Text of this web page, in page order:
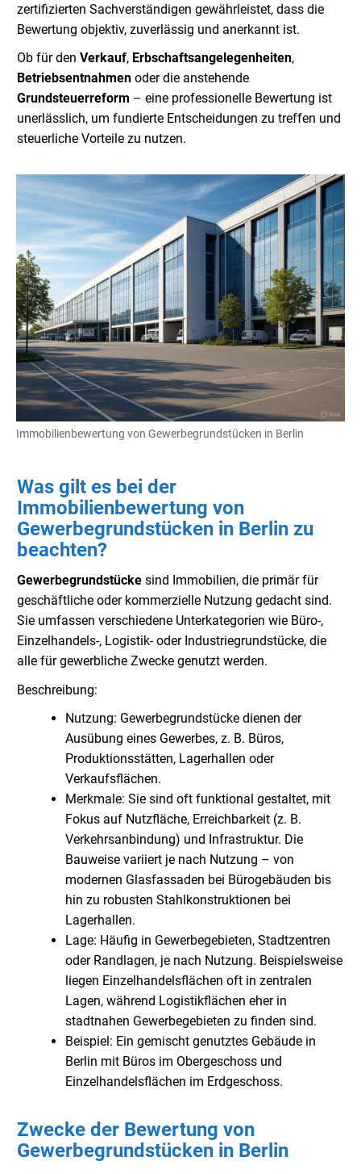
zertifizierten Sachverständigen gewährleistet, dass die
Bewertung objektiv, zuverlässig und anerkannt ist.
Ob für den Verkauf, Erbschaftsangelegenheiten,
Betriebsentnahmen oder die anstehende
Grundsteuerreform – eine professionelle Bewertung ist
unerlässlich, um fundierte Entscheidungen zu treffen und
steuerliche Vorteile zu nutzen.
Immobilienbewertung von Gewerbegrundstücken in Berlin
Was gilt es bei der
Immobilienbewertung von
Gewerbegrundstücken in Berlin zu
beachten?
Gewerbegrundstücke sind Immobilien, die primär für
geschäftliche oder kommerzielle Nutzung gedacht sind.
Sie umfassen verschiedene Unterkategorien wie Büro-,
Einzelhandels-, Logistik- oder Industriegrundstücke, die
alle für gewerbliche Zwecke genutzt werden.
Beschreibung:
Nutzung: Gewerbegrundstücke dienen der
Ausübung eines Gewerbes, z. B. Büros,
Produktionsstätten, Lagerhallen oder
Verkaufsflächen.
Merkmale: Sie sind oft funktional gestaltet, mit
Fokus auf Nutzfläche, Erreichbarkeit (z. B.
Verkehrsanbindung) und Infrastruktur. Die
Bauweise variiert je nach Nutzung – von
modernen Glasfassaden bei Bürogebäuden bis
hin zu robusten Stahlkonstruktionen bei
Lagerhallen.
Lage: Häufig in Gewerbegebieten, Stadtzentren
oder Randlagen, je nach Nutzung. Beispielsweise
liegen Einzelhandelsflächen oft in zentralen
Lagen, während Logistikflächen eher in
stadtnahen Gewerbegebieten zu finden sind.
Beispiel: Ein gemischt genutztes Gebäude in
Berlin mit Büros im Obergeschoss und
Einzelhandelsflächen im Erdgeschoss.
Zwecke der Bewertung von
Gewerbegrundstücken in Berlin